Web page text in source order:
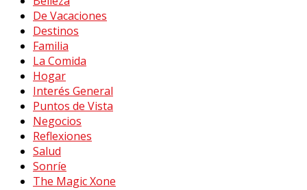
De Vacaciones
Destinos
Familia
La Comida
Hogar
Interés General
Puntos de Vista
Negocios
Reflexiones
Salud
Sonríe
The Magic Xone